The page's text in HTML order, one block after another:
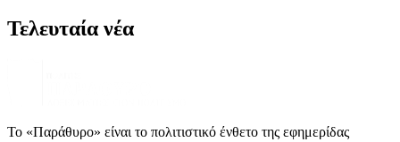
Τελευταία νέα
Το «Παράθυρο» είναι το πολιτιστικό ένθετο της εφημερίδας